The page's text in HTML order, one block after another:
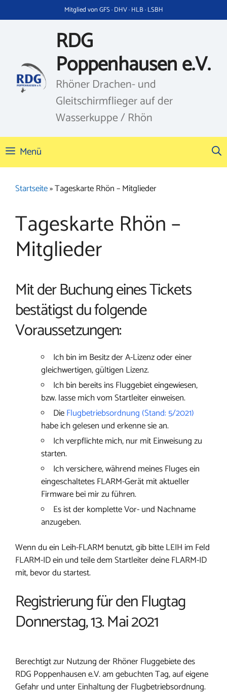
Inhalt
Mitglied von GFS · DHV · HLB · LSBH
RDG
Poppenhausen e.V.
Rhöner Drachen- und
Gleitschirmflieger auf der
Wasserkuppe / Rhön
Menü
Startseite»Tageskarte Rhön – Mitglieder
Tageskarte Rhön –
Mitglieder
Mit der Buchung eines Tickets
bestätigst du folgende
Voraussetzungen:
Ich bin im Besitz der A-Lizenz oder einer
gleichwertigen, gültigen Lizenz.
Ich bin bereits ins Fluggebiet eingewiesen,
bzw. lasse mich vom Startleiter einweisen.
DieFlugbetriebsordnung (Stand: 5/2021)
habe ich gelesen und erkenne sie an.
Ich verpflichte mich, nur mit Einweisung zu
starten.
Ich versichere, während meines Fluges ein
eingeschaltetes FLARM-Gerät mit aktueller
Firmware bei mir zu führen.
Es ist der komplette Vor- und Nachname
anzugeben.
Wenn du ein Leih-FLARM benutzt, gib bitte LEIH im Feld
FLARM-ID ein und teile dem Startleiter deine FLARM-ID
mit, bevor du startest.
Registrierung für den Flugtag
Donnerstag, 13. Mai 2021
Berechtigt zur Nutzung der Rhöner Fluggebiete des
RDG Poppenhausen e.V. am gebuchten Tag, auf eigene
Gefahr und unter Einhaltung der Flugbetriebsordnung.